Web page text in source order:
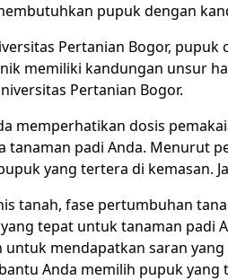
pupuk dengan
Pertanian Bogor,
memiliki kandungan unsur
Pertanian Bogor.
memperhatikan dosis
padi Anda. Menurut
yang tertera di kemasan.
tanah, fase pertumbuhan
tepat untuk tanaman padi
mendapatkan saran
Anda memilih pupuk yang